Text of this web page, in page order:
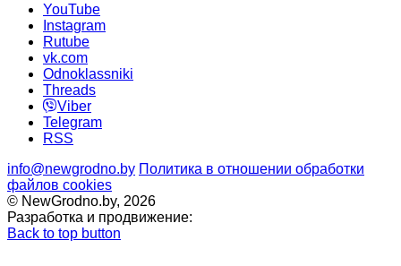
YouTube
Instagram
Rutube
vk.com
Odnoklassniki
Threads
Viber
Telegram
RSS
info@newgrodno.by Политика в отношении обработки
файлов cookies
© NewGrodno.by, 2026
Разработка и продвижение:
Back to top button